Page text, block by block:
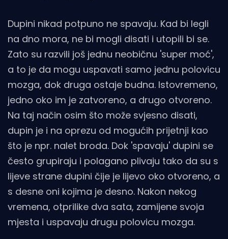
Dupini nikad potpuno ne spavaju. Kad bi legli
na dno mora, ne bi mogli disati i utopili bi se.
Zato su razvili još jednu neobičnu 'super moć',
a to je da mogu uspavati samo jednu polovicu
mozga, dok druga ostaje budna. Istovremeno,
jedno oko im je zatvoreno, a drugo otvoreno.
Na taj način osim što može svjesno disati,
dupin je i na oprezu od mogućih prijetnji kao
što je npr. nalet broda. Dok 'spavaju' dupini se
često grupiraju i polagano plivaju tako da su s
lijeve strane dupini čije je lijevo oko otvoreno, a
s desne oni kojima je desno. Nakon nekog
vremena, otprilike dva sata, zamijene svoja
mjesta i uspavaju drugu polovicu mozga.